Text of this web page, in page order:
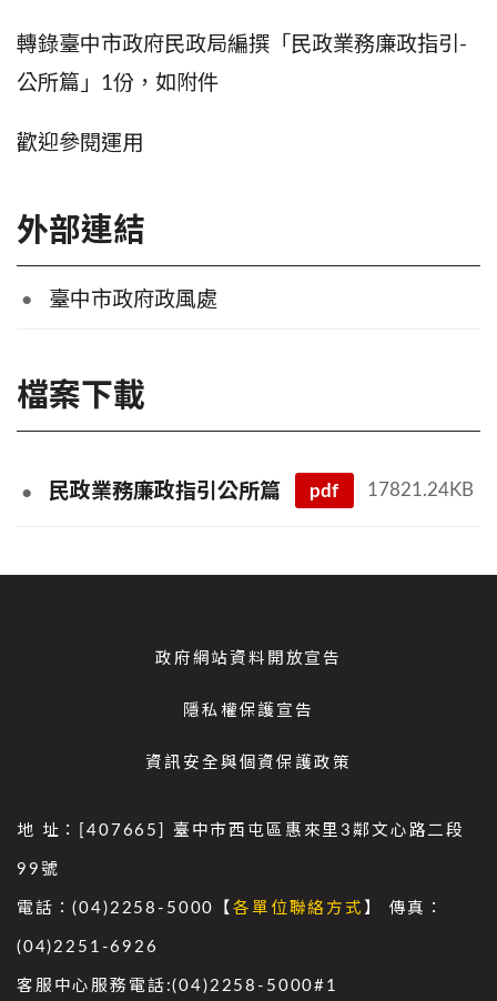
轉錄臺中市政府民政局編撰「民政業務廉政指引-
公所篇」1份，如附件
歡迎參閱運用
外部連結
臺中市政府政風處
檔案下載
民政業務廉政指引公所篇 pdf 17821.24KB
政府網站資料開放宣告
隱私權保護宣告
資訊安全與個資保護政策
地 址：[407665] 臺中市西屯區惠來里3鄰文心路二段
99號
電話：(04)2258-5000【各單位聯絡方式 】 傳真：
(04)2251-6926
客服中心服務電話:(04)2258-5000#1